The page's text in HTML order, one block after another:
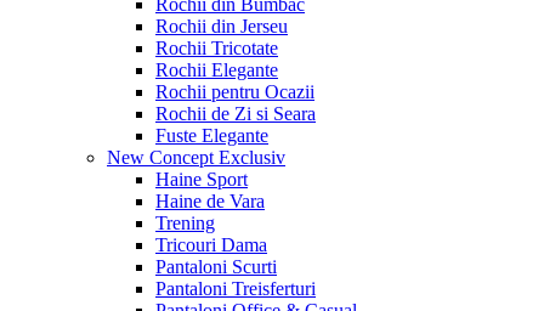
Rochii din Bumbac
Rochii din Jerseu
Rochii Tricotate
Rochii Elegante
Rochii pentru Ocazii
Rochii de Zi si Seara
Fuste Elegante
New Concept Exclusiv
Haine Sport
Haine de Vara
Trening
Tricouri Dama
Pantaloni Scurti
Pantaloni Treisferturi